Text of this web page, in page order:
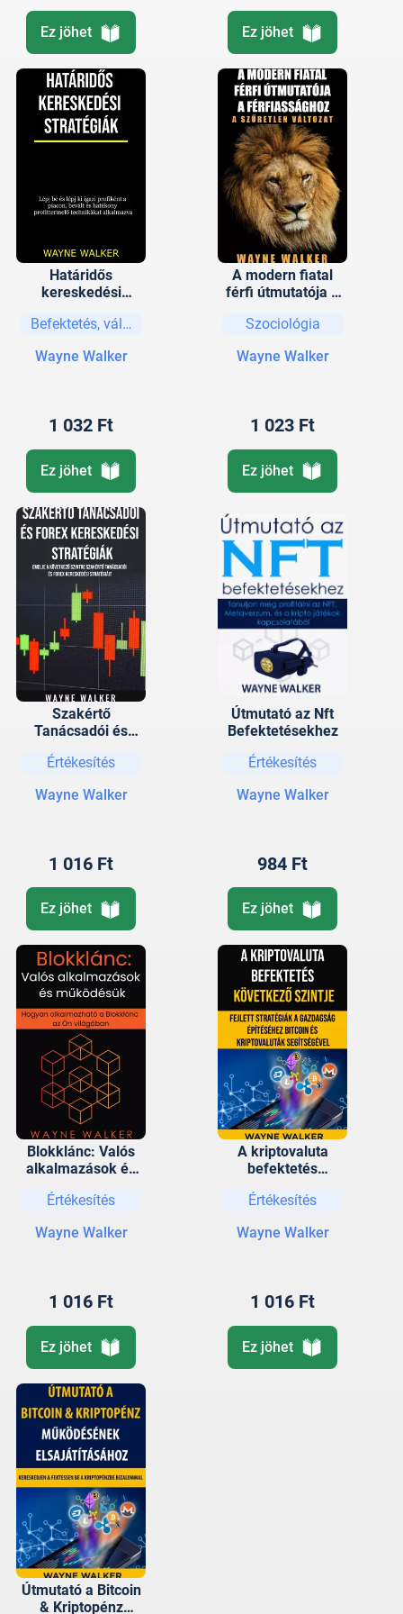
Ez jöhet Ez jöhet
Határidős
kereskedési
Befektetés, vállalkozás
Wayne Walker
1 032 Ft
Ez jöhet
A modern fiatal
férfi útmutatója a
Szociológia
Wayne Walker
1 023 Ft
Ez jöhet
Szakértő
Tanácsadói és
Stratégiák
Értékesítés
Wayne Walker
1 016 Ft
Ez jöhet
Útmutató az Nft
Befektetésekhez
Értékesítés
Wayne Walker
984 Ft
Ez jöhet
Blokklánc: Valós
alkalmazások és
Értékesítés
Wayne Walker
1 016 Ft
Ez jöhet
A kriptovaluta
befektetés
Értékesítés
Wayne Walker
1 016 Ft
Ez jöhet
Útmutató a Bitcoin
& Kriptopénz